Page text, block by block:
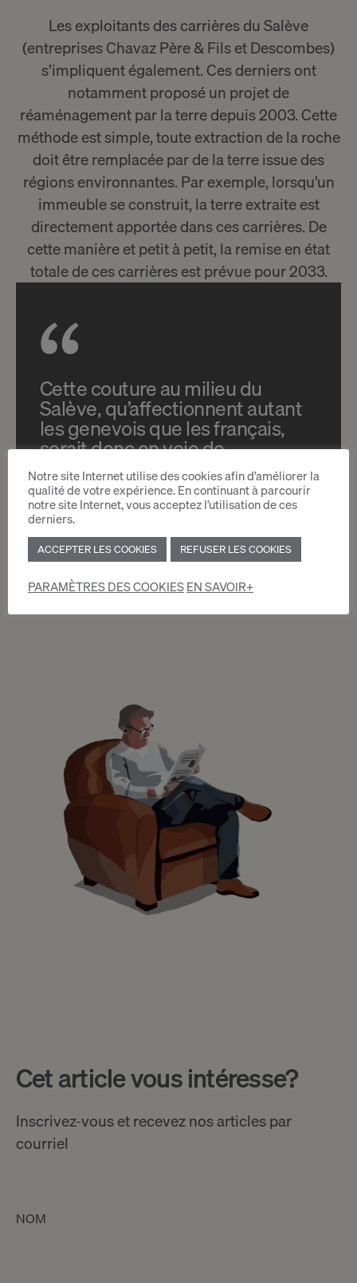
Les exploitants des carrières du Salève
(entreprises Chavaz Père & Fils et Descombes)
s’impliquent également. Ces derniers ont
notamment proposé un projet de
réaménagement par la terre depuis 2003. Cette
méthode est simple, toute extraction de la roche
doit être remplacée par de la terre issue des
régions environnantes. Par exemple, lorsqu’un
immeuble se construit, la terre extraite est
directement apportée dans ces carrières. De
cette manière et petit à petit, la remise en état
totale de ces carrières est prévue pour 2033.
Cette couture au milieu du
Salève, qu’affectionnent autant
les genevois que les français,
serait donc en voie de
cicatrisation.
Cet article vous intéresse?
Inscrivez-vous et recevez nos articles par
courriel
NOM
Notre site Internet utilise des cookies afin d’améliorer la
qualité de votre expérience. En continuant à parcourir
notre site Internet, vous acceptez l’utilisation de ces
derniers.
ACCEPTER LES COOKIES REFUSER LES COOKIES
PARAMÈTRES DES COOKIESEN SAVOIR+